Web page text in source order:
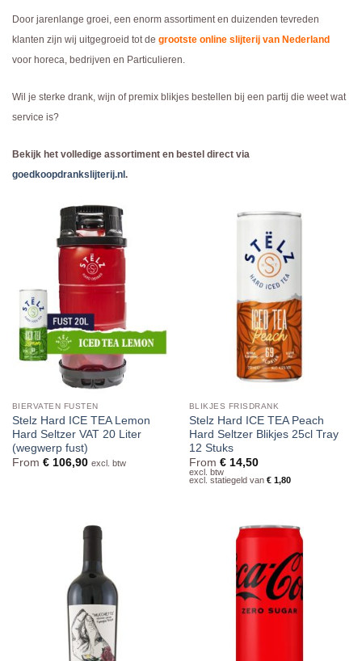
Door jarenlange groei, een enorm assortiment en duizenden tevreden
klanten zijn wij uitgegroeid tot de grootste online slijterij van Nederland
voor horeca, bedrijven en Particulieren.
Wil je sterke drank, wijn of premix blikjes bestellen bij een partij die weet wat
service is?
Bekijk het volledige assortiment en bestel direct via
goedkoopdrankslijterij.nl.
BIERVATEN FUSTEN
Stelz Hard ICE TEA Lemon
Hard Seltzer VAT 20 Liter
(wegwerp fust)
From €106,90 excl. btw
BLIKJES FRISDRANK
Stelz Hard ICE TEA Peach
Hard Seltzer Blikjes 25cl Tray
12 Stuks
From €14,50
excl. btw
excl. statiegeld van €1,80